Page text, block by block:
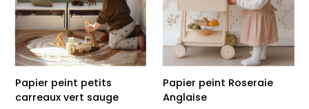
Papier peint petits
carreaux vert sauge
Papier peint Roseraie
Anglaise